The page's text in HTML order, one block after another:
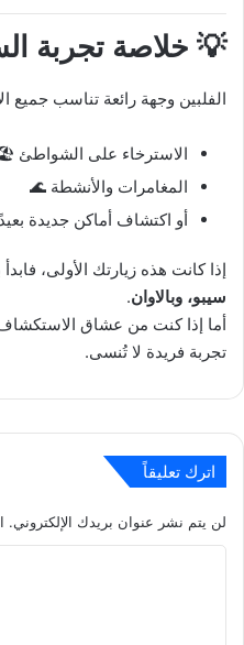
💡 خلاصة تجربة
الفلبين وجهة رائعة تناسب
الاسترخاء على الشواطئ
المغامرات والأنشطة 🌊
أو اكتشاف أماكن جديدة
إذا كانت هذه زيارتك الأولى،
سيبو، وبالاوان.
أما إذا كنت من عشاق
تجربة فريدة لا تُنسى.
اترك تعليقاً
لن يتم نشر عنوان بريدك الإلكتروني.